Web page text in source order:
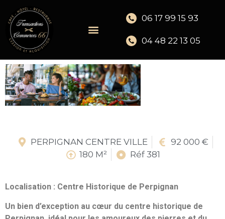
06 17 99 15 93
04 48 22 13 05
PERPIGNAN CENTRE VILLE
92 000 €
180 M²
Réf 381
Localisation : Centre Historique de Perpignan
Un bien d’exception au cœur du centre historique de